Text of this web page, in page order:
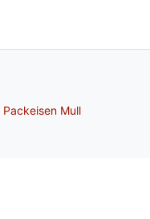
Packeisen Mull